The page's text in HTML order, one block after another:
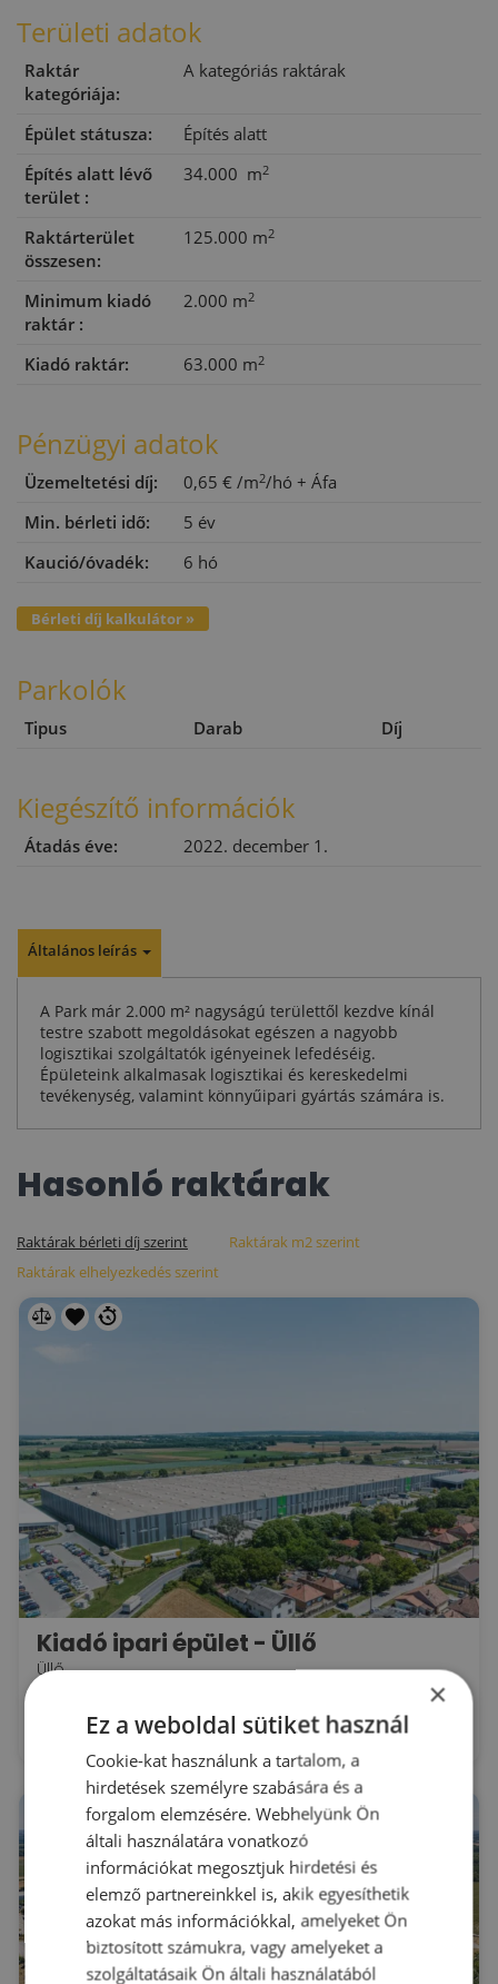
Területi adatok
Raktár
kategóriája:
A kategóriás raktárak
Épület státusza:
Építés alatt
Építés alatt lévő
terület :
34.000 m2
Raktárterület
összesen:
125.000 m2
Minimum kiadó
raktár :
2.000 m2
Kiadó raktár: 63.000 m2
Pénzügyi adatok
Üzemeltetési díj: 0,65 € /m2/hó + Áfa
Min. bérleti idő:
5 év
Kaució/óvadék:
6 hó
Bérleti díj kalkulátor »
Parkolók
Tipus Darab Díj
Kiegészítő információk
Átadás éve: 2022. december 1.
Általános leírás
A Park már 2.000 m² nagyságú területtől kezdve kínál
testre szabott megoldásokat egészen a nagyobb
logisztikai szolgáltatók igényeinek lefedéséig.
Épületeink alkalmasak logisztikai és kereskedelmi
tevékenység, valamint könnyűipari gyártás számára is.
Hasonló raktárak
Raktárak bérleti díj szerint
Raktárak m2 szerint
Raktárak elhelyezkedés szerint
Kiadó ipari épület - Üllő
Üllő
Kiadó raktár : 4.300 - 24.655 m
Bérleti díj: 4.5 - 4.85 €/m 2
×
Ez a weboldal sütiket használ
Cookie-kat használunk a tartalom, a
hirdetések személyre szabására és a
forgalom elemzésére. Webhelyünk Ön
általi használatára vonatkozó
információkat megosztjuk hirdetési és
elemző partnereinkkel is, akik egyesíthetik
azokat más információkkal, amelyeket Ön
biztosított számukra, vagy amelyeket a
szolgáltatásaik Ön általi használatából